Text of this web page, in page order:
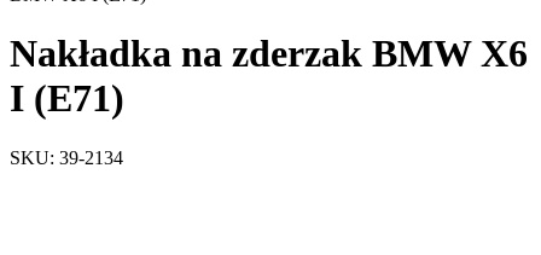
Nakładka na zderzak BMW X6
I (E71)
SKU: 39-2134